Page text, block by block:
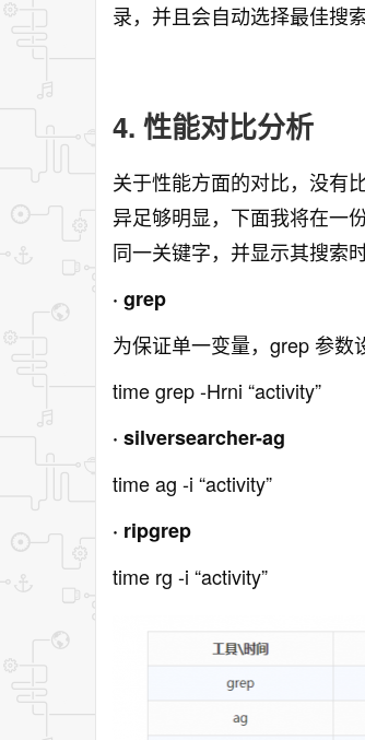
录，并且会自动选择最佳搜索
4. 性能对比分析
关于性能方面的对比，没有
异足够明显，下面我将在一
同一关键字，并显示其搜索
· grep
为保证单一变量，grep 参数
time grep -Hrni “activity”
· silversearcher-ag
time ag -i “activity”
· ripgrep
time rg -i “activity”